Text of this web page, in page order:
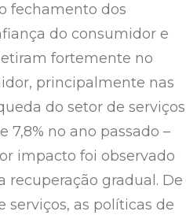
fechamento dos
do consumidor e
fortemente no
principalmente nas
do setor de serviços
7,8% no ano passado –
impacto foi observado
recuperação gradual. De
serviços, as políticas de